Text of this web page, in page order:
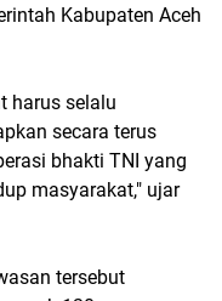
Kabupaten Aceh
harus selalu
secara terus
bhakti TNI yang
masyarakat," ujar
tersebut